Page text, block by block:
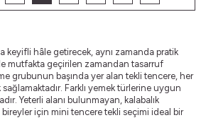
keyifli hâle getirecek, aynı zamanda pratik
mutfakta geçirilen zamandan tasarruf
grubunun başında yer alan tekli tencere, her
Farklı yemek türlerine uygun
Yeterli alanı bulunmayan, kalabalık
için mini tencere tekli seçimi ideal bir